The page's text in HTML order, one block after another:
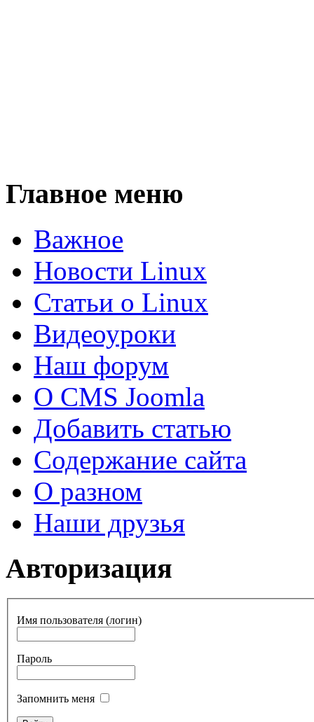
Главное меню
Важное
Новости Linux
Статьи о Linux
Видеоуроки
Наш форум
О CMS Joomla
Добавить статью
Содержание сайта
О разном
Наши друзья
Авторизация
Имя пользователя (логин)
Пароль
Запомнить меня